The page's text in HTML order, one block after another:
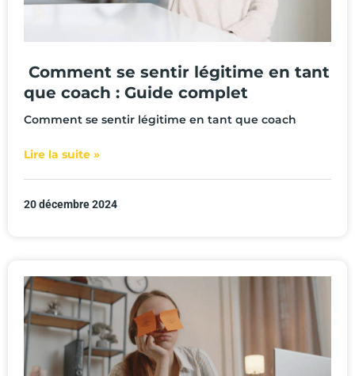
Comment se sentir légitime en tant
que coach : Guide complet
Comment se sentir légitime en tant que coach
Lire la suite »
20 décembre 2024